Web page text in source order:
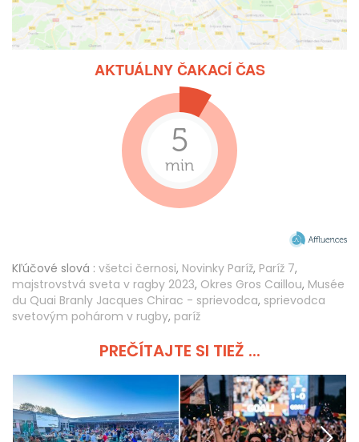
AKTUÁLNY ČAKACÍ ČAS
Kľúčové slová : všetci černosi, Novinky Paríž, Paríž 7,
majstrovstvá sveta v ragby 2023, Okres Gros Caillou, Musée
du Quai Branly Jacques Chirac - sprievodca, sprievodca
svetovým pohárom v rugby, paríž
PREČÍTAJTE SI TIEŽ ...